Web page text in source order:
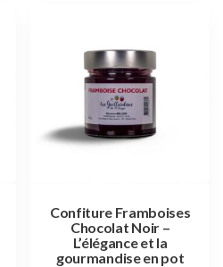
Confiture Framboises
Chocolat Noir –
L’élégance et la
gourmandise en pot